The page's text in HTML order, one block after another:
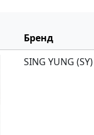
Бренд
SING YUNG (SY)